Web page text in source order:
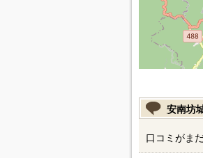
安南坊
口コミがま